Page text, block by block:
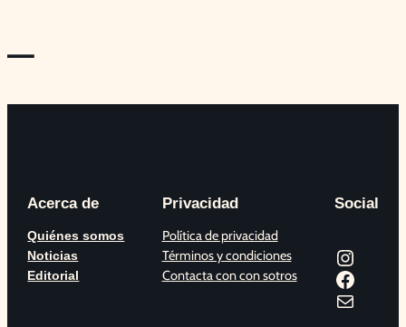
—
Acerca de
Quiénes somos
Noticias
Editorial
Privacidad
Política de privacidad
Términos y condiciones
Contacta con con sotros
Social
Instagram
Facebook
Correo electrónico